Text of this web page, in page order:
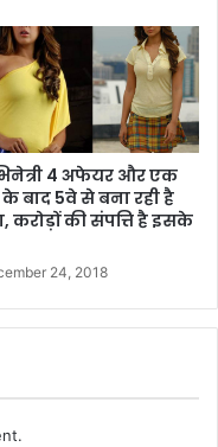
4 अफेयर और एक
के बाद 5वे से बना रही है
करोड़ों की संपत्ति है इसके
24, 2018